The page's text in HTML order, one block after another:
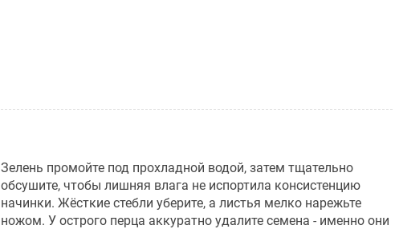
Зелень промойте под прохладной водой, затем тщательно
обсушите, чтобы лишняя влага не испортила консистенцию
начинки. Жёсткие стебли уберите, а листья мелко нарежьте
ножом. У острого перца аккуратно удалите семена - именно они